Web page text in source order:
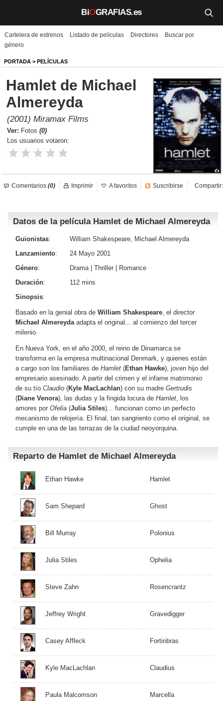
BiOGRAFIAS.es
Biografías
Películas
TV
Música
Un día como hoy
Videos
Iniciar sesión Crear cuenta
Cartelera de estrenos Listado de películas Directores
Buscar por
género
PORTADA > PELÍCULAS
Hamlet de Michael
Almereyda
(2001) Miramax Films
Ver: Fotos (0)
Los usuarios votaron:
Comentarios (0) Compartir:
Imprimir A favoritos Suscribirse
Datos de la película Hamlet de Michael Almereyda
Guionistas:
William Shakespeare, Michael Almereyda
Lanzamiento:
24 Mayo 2001
Género: Drama| Thriller
Romance
Duración:
112 mins
Sinopsis:
Basado en la genial obra de William Shakespeare, el director
Michael Almereydaadapta el original... al comienzo del tercer
milenio.
En Nueva York, en el año 2000, el reino de Dinamarca se
transforma en la empresa multinacional Denmark, y quienes están
a cargo son los familiares de Hamlet (Ethan Hawke), joven hijo del
empresario asesinado. A partir del crimen y el infame matrimonio
de su tío Claudio (Kyle MacLachlan) con su madre Gertrudis
(Diane Venora), las dudas y la fingida locura de Hamlet, los
amores por Ofelia (Julia Stiles)... funcionan como un perfecto
mecanismo de relojería. El final, tan sangriento como el original, se
cumple en una de las terrazas de la ciudad neoyorquina.
Reparto de Hamlet de Michael Almereyda
Ethan Hawke Hamlet
Sam Shepard Ghost
Bill Murray Polonius
Julia Stiles Ophelia
Steve Zahn Rosencrantz
Jeffrey Wright Gravedigger
Casey Affleck Fortinbras
Kyle MacLachlan Claudius
Paula Malcomson Marcella